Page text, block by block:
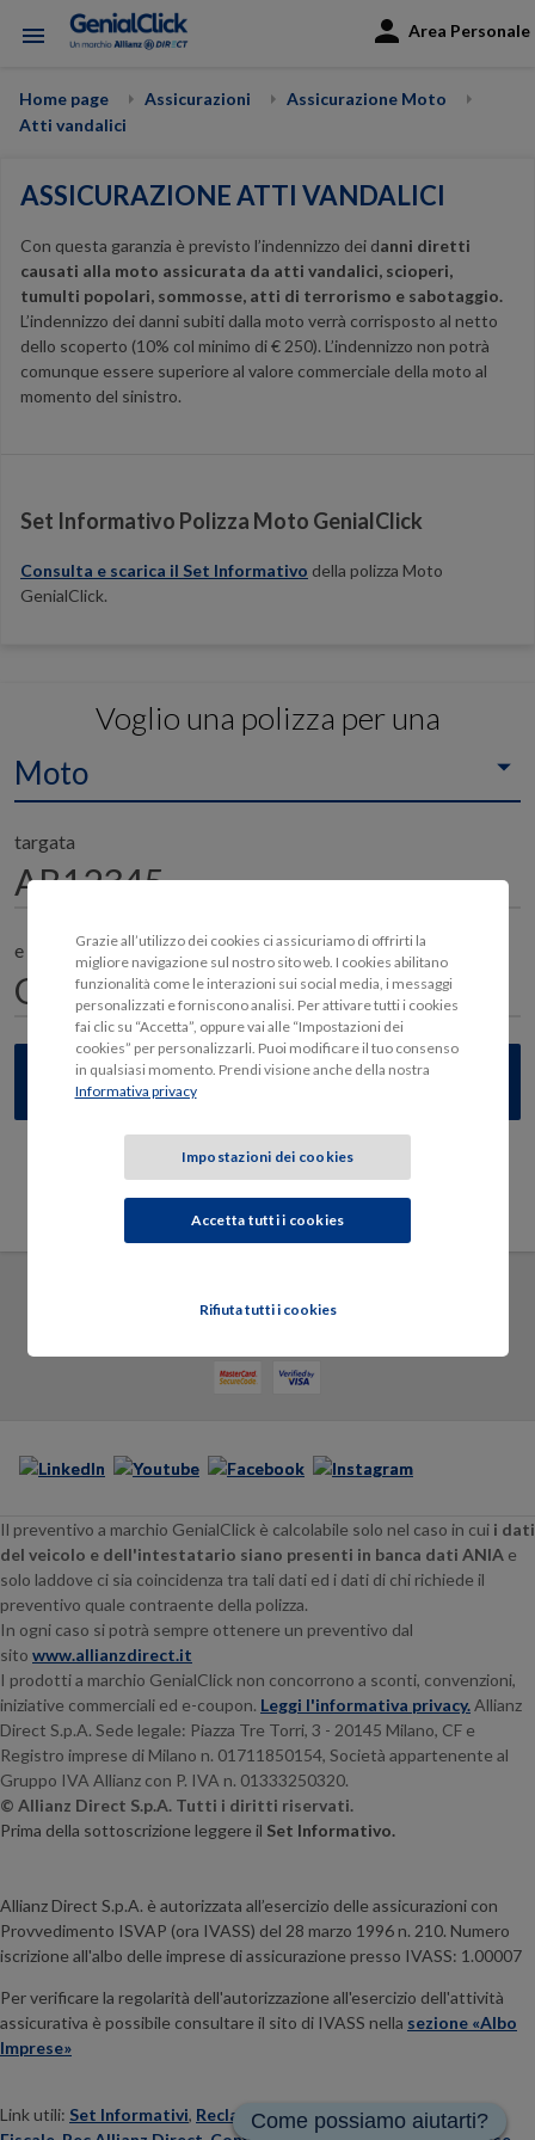
Area Personale
menu
Home page Assicurazioni
Assicurazione Moto
Atti vandalici
ASSICURAZIONE ATTI VANDALICI
Con questa garanzia è previsto l’indennizzo dei danni diretti
causati alla moto assicurata da atti vandalici, scioperi,
tumulti popolari, sommosse, atti di terrorismo e sabotaggio.
L’indennizzo dei danni subiti dalla moto verrà corrisposto al netto
dello scoperto (10% col minimo di € 250). L’indennizzo non potrà
comunque essere superiore al valore commerciale della moto al
momento del sinistro.
Set Informativo Polizza Moto GenialClick
Consulta e scarica il Set Informativo della polizza Moto
GenialClick.
Voglio una polizza per una
Moto
targata
e il proprietario è nato il
Sicurezza e privacy
Il preventivo a marchio GenialClick è calcolabile solo nel caso in cui i dati
del veicolo e dell'intestatario siano presenti in banca dati ANIA e
solo laddove ci sia coincidenza tra tali dati ed i dati di chi richiede il
preventivo quale contraente della polizza.
In ogni caso si potrà sempre ottenere un preventivo dal
sito www.allianzdirect.it
I prodotti a marchio GenialClick non concorrono a sconti, convenzioni,
iniziative commerciali ed e-coupon. Leggi l'informativa privacy.Allianz
Direct S.p.A. Sede legale: Piazza Tre Torri, 3 - 20145 Milano, CF e
Registro imprese di Milano n. 01711850154, Società appartenente al
Gruppo IVA Allianz con P. IVA n. 01333250320.
© Allianz Direct S.p.A. Tutti i diritti riservati.
Prima della sottoscrizione leggere il Set Informativo.
Allianz Direct S.p.A. è autorizzata all’esercizio delle assicurazioni con
Provvedimento ISVAP (ora IVASS) del 28 marzo 1996 n. 210. Numero
iscrizione all'albo delle imprese di assicurazione presso IVASS: 1.00007
Per verificare la regolarità dell'autorizzazione all'esercizio dell'attività
assicurativa è possibile consultare il sito di IVASS nella sezione «Albo
Imprese»
Link utili: Set Informativi, Reclami,Chi Siamo,Federalismo
Grazie all’utilizzo dei cookies ci assicuriamo di offrirti la
migliore navigazione sul nostro sito web. I cookies abilitano
funzionalità come le interazioni sui social media, i messaggi
personalizzati e forniscono analisi. Per attivare tutti i cookies
fai clic su “Accetta”, oppure vai alle “Impostazioni dei
cookies” per personalizzarli. Puoi modificare il tuo consenso
in qualsiasi momento. Prendi visione anche della nostra
Informativa privacy
Rifiuta tutti i cookies
Impostazioni dei cookies
Accetta tutti i cookies